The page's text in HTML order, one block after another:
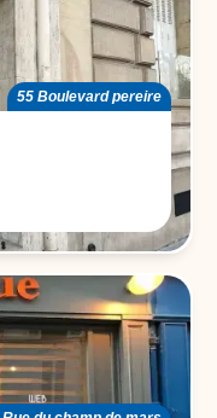
55 Boulevard pereire